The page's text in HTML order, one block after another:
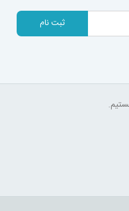
ثبت نام